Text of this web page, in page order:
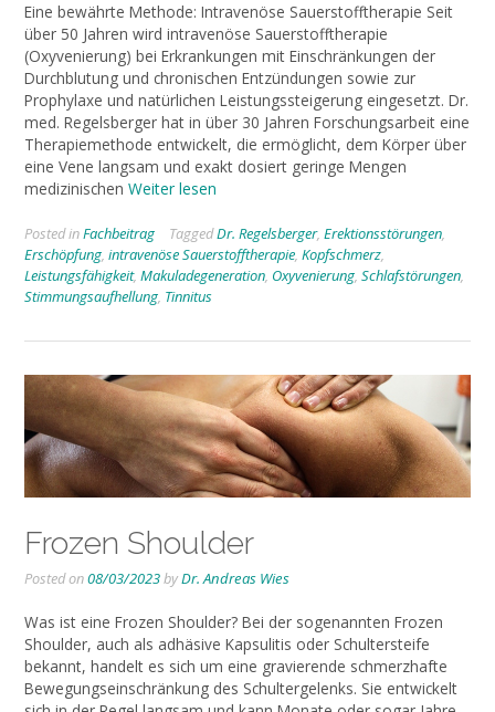
Eine bewährte Methode: Intravenöse Sauerstofftherapie Seit
über 50 Jahren wird intravenöse Sauerstofftherapie
(Oxyvenierung) bei Erkrankungen mit Einschränkungen der
Durchblutung und chronischen Entzündungen sowie zur
Prophylaxe und natürlichen Leistungssteigerung eingesetzt. Dr.
med. Regelsberger hat in über 30 Jahren Forschungsarbeit eine
Therapiemethode entwickelt, die ermöglicht, dem Körper über
eine Vene langsam und exakt dosiert geringe Mengen
medizinischen Weiter lesen
Posted inFachbeitrag TaggedDr. Regelsberger, Erektionsstörungen,
Erschöpfung, intravenöse Sauerstofftherapie, Kopfschmerz,
Leistungsfähigkeit, Makuladegeneration, Oxyvenierung, Schlafstörungen,
Stimmungsaufhellung, Tinnitus
Frozen Shoulder
Posted on08/03/2023byDr. Andreas Wies
Was ist eine Frozen Shoulder? Bei der sogenannten Frozen
Shoulder, auch als adhäsive Kapsulitis oder Schultersteife
bekannt, handelt es sich um eine gravierende schmerzhafte
Bewegungseinschränkung des Schultergelenks. Sie entwickelt